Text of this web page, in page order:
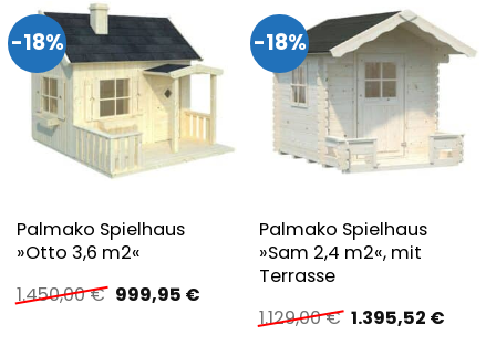
-18%
Palmako Spielhaus
»Otto 3,6 m2«
1.450,00€ Ursprünglicher
Preis
999,95 €Aktueller
-18%
Palmako Spielhaus
»Sam 2,4 m2«, mit
Terrasse
1.129,00€ Ursprünglicher
1.395,52 €